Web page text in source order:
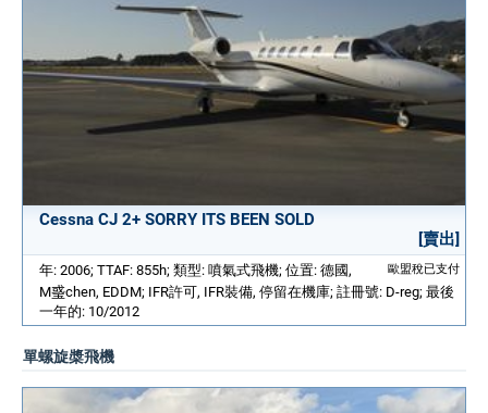
Cessna CJ 2+ SORRY ITS BEEN SOLD
[賣出]
歐盟稅已支付
年: 2006; TTAF: 855h; 類型: 噴氣式飛機; 位置: 德國,
M𤦂chen, EDDM; IFR許可, IFR裝備, 停留在機庫; 註冊號: D-reg; 最後
一年的: 10/2012
單螺旋槳飛機